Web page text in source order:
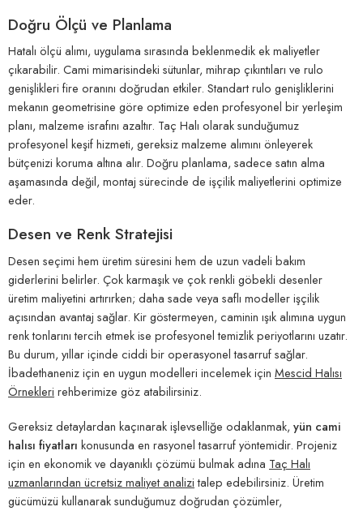
Doğru Ölçü ve Planlama
Hatalı ölçü alımı, uygulama sırasında beklenmedik ek maliyetler
çıkarabilir. Cami mimarisindeki sütunlar, mihrap çıkıntıları ve rulo
genişlikleri fire oranını doğrudan etkiler. Standart rulo genişliklerini
mekanın geometrisine göre optimize eden profesyonel bir yerleşim
planı, malzeme israfını azaltır. Taç Halı olarak sunduğumuz
profesyonel keşif hizmeti, gereksiz malzeme alımını önleyerek
bütçenizi koruma altına alır. Doğru planlama, sadece satın alma
aşamasında değil, montaj sürecinde de işçilik maliyetlerini optimize
eder.
Desen ve Renk Stratejisi
Desen seçimi hem üretim süresini hem de uzun vadeli bakım
giderlerini belirler. Çok karmaşık ve çok renkli göbekli desenler
üretim maliyetini artırırken; daha sade veya saflı modeller işçilik
açısından avantaj sağlar. Kir göstermeyen, caminin ışık alımına uygun
renk tonlarını tercih etmek ise profesyonel temizlik periyotlarını uzatır.
Bu durum, yıllar içinde ciddi bir operasyonel tasarruf sağlar.
İbadethaneniz için en uygun modelleri incelemek için Mescid Halısı
Örnekleri rehberimize göz atabilirsiniz.
Gereksiz detaylardan kaçınarak işlevselliğe odaklanmak, yün cami
halısı fiyatları konusunda en rasyonel tasarruf yöntemidir. Projeniz
için en ekonomik ve dayanıklı çözümü bulmak adına Taç Halı
uzmanlarından ücretsiz maliyet analizitalep edebilirsiniz. Üretim
gücümüzü kullanarak sunduğumuz doğrudan çözümler,